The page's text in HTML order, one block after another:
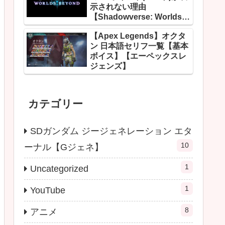
示されない理由
【Shadowverse: Worlds
Beyond】
【Apex Legends】オクタ
ン 日本語セリフ一覧【基本
ボイス】【エーペックスレ
ジェンズ】
カテゴリー
SDガンダム ジージェネレーション エタ
ーナル【Gジェネ】
10
Uncategorized 1
YouTube 1
アニメ 8